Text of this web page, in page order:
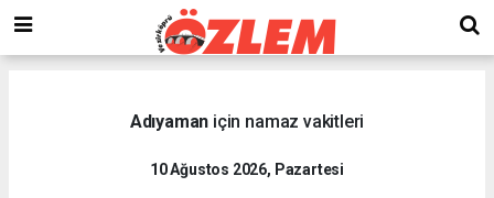
Adıyaman için namaz vakitleri
10 Ağustos 2026, Pazartesi